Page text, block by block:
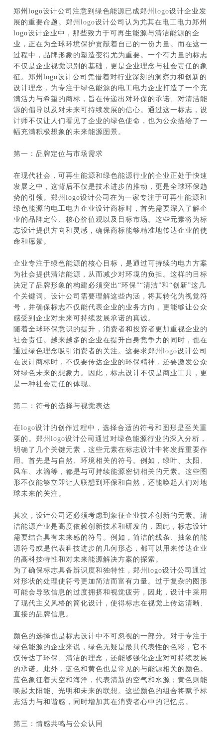
郑州logo设计公司注意到绿色能源已成郑州logo设计企业发
展的重要命题。郑州logo设计公司认为尤其在电工电力郑州
logo设计企业中，那些致力于可再生能源与清洁能源的企
业，正在为全球环境保护贡献着自己的一份力量。而在这一
过程中，品牌形象的塑造变得尤为重要。一个有力量的标志
不仅是企业视觉识别的基础，更是企业理念与社会责任的象
征。郑州logo设计公司凭借着对行业深刻的洞察力和创新的
设计理念，为专注于绿色能源的电工电力企业打造了一个充
满活力与希望的商标，旨在传递出对环保的承诺、对清洁能
源的倡导以及对未来可持续发展的信心。通过这一标志，设
计师不仅让人们看见了企业的绿色使命，也为公众描绘了一
幅充满积极想象的未来能源图景。
第一：品牌定位与市场需求
在现代社会，可再生能源和绿色能源行业的企业正处于快速
发展之中，这背后不仅是技术进步的推动，更是全球环保趋
势的引领。郑州logo设计公司在为一家专注于可再生能源和
绿色能源的电工电力企业设计商标时，首先需要深入了解企
业的品牌定位、核心价值观以及目标市场。这些元素将为标
志设计提供方向和灵感，确保商标能够精准地传达企业的使
命和愿景。
企业专注于绿色能源的核心目标，是通过可持续的电力方案
为社会提供清洁能源，从而减少对环境的负担。这样的目标
决定了品牌形象的构建必须突出“环保”“清洁”和“创新”这几
个关键词。设计公司需要理解这些内涵，将其转化为视觉符
号，并确保标志不仅能代表企业的业务方向，更能够让公众
感受到企业对未来可持续发展承诺的真诚。
随着全球环保意识的提升，消费者和投资者更加重视企业的
社会责任。越来越多的企业在提升自身竞争力的同时，也在
通过绿色理念吸引消费者的关注。这要求郑州logo设计公司
在设计商标时，不仅要传达企业的环保精神，还要激发公众
对绿色未来的想象力。因此，标志设计不仅是商业工具，更
是一种社会责任的体现。
第二：符号的选择与视觉表达
在logo设计的创作过程中，选择合适的符号和图形是至关重
要的。郑州logo设计公司通过对绿色能源行业的深入分析，
明确了几个关键元素，这些元素在标志设计中将发挥重要作
用。首先是与自然、环境相关的符号。例如，绿叶、太阳、
风车、水滴等，都是与可持续能源密切相关的元素。这些图
形不仅能够立即让人联想到环保和自然，还能唤起人们对地
球未来的关注。
其次，设计公司还必须考虑到象征企业技术创新的元素。清
洁能源产业是高度依赖创新技术和研发的，因此，标志设计
需要结合具有未来感的符号。例如，简洁的线条、抽象的能
源符号或是代表科技进步的几何形态，都可以用来传达企业
的高科技特性和对未来能源解决方案的探索。
为了确保标志具备辨识度和独特性，郑州logo设计公司通过
对形状的处理使符号更加简洁而富有力量。过于复杂的图形
可能会导致信息的过度拥挤和视觉疲劳，因此，设计中采用
了现代主义风格的简化设计，使得标志在视觉上传达清晰、
直接的品牌信息。
颜色的选择也是标志设计中不可忽视的一部分。对于专注于
绿色能源的企业来说，绿色无疑是最具代表性的色彩，它不
仅传达了环保、清洁的理念，还能够强化企业对可持续发展
的承诺。此外，蓝色和黄色也是常见的与能源相关的颜色。
蓝色象征着天空和海洋，代表清新的空气和水源；黄色则能
唤起太阳能、光明和未来的联想。这些颜色的组合将赋予标
志活力与和谐感，同时增加其在消费者心中的记忆点。
第三：情感共鸣与公众认同